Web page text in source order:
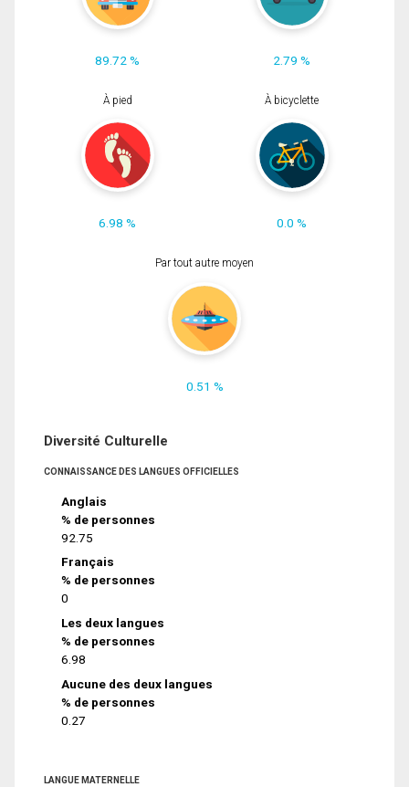
89.72 % 2.79 %
À pied
6.98 %
À bicyclette
0.0 %
Par tout autre moyen
0.51 %
Diversité Culturelle
CONNAISSANCE DES LANGUES OFFICIELLES
Anglais
% de personnes
92.75
Français
% de personnes
0
Les deux langues
% de personnes
6.98
Aucune des deux langues
% de personnes
0.27
LANGUE MATERNELLE